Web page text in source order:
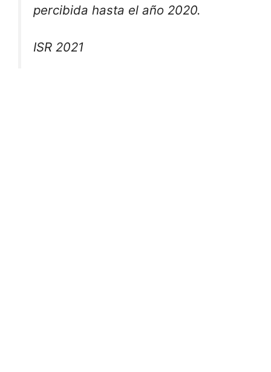
percibida hasta el año 2020.
ISR 2021